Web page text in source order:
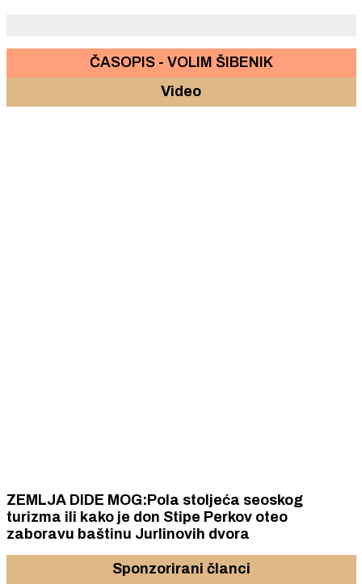
ČASOPIS - VOLIM ŠIBENIK
Video
ZEMLJA DIDE MOG:Pola stoljeća seoskog
turizma ili kako je don Stipe Perkov oteo
zaboravu baštinu Jurlinovih dvora
Sponzorirani članci